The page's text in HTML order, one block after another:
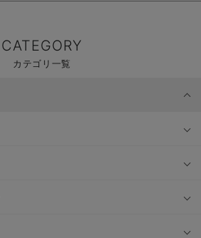
CATEGORY
カテゴリ一覧